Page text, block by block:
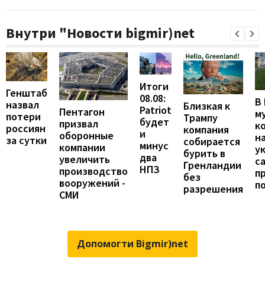
Внутри "Новости bigmir)net
Генштаб
назвал
потери
россиян
за сутки
Пентагон
призвал
оборонные
компании
увеличить
производство
вооружений -
СМИ
Итоги
08.08:
Patriot
будет
и
минус
два
НПЗ
Близкая к
Трампу
компания
собирается
бурить в
Гренландии
без
разрешения
В
Допомогти Bigmir)net